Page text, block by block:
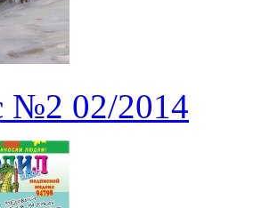
№2 02/2014